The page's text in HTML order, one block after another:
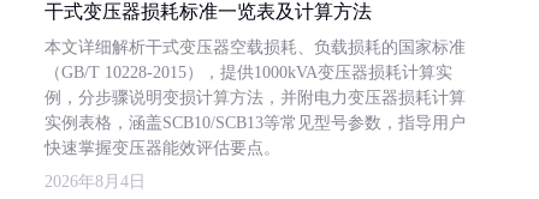
干式变压器损耗标准一览表及计算方法
本文详细解析干式变压器空载损耗、负载损耗的国家标准
（GB/T 10228-2015），提供1000kVA变压器损耗计算实
例，分步骤说明变损计算方法，并附电力变压器损耗计算
实例表格，涵盖SCB10/SCB13等常见型号参数，指导用户
快速掌握变压器能效评估要点。
2026年8月4日